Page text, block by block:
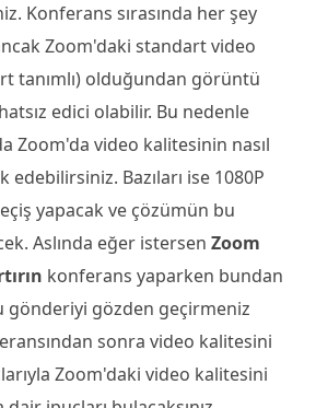
Konferans sırasında her şey
Zoom'daki standart video
tanımlı) olduğundan görüntü
edici olabilir. Bu nedenle
Zoom'da video kalitesinin nasıl
edebilirsiniz. Bazıları ise 1080P
yapacak ve çözümün bu
Aslında eğer istersen Zoom
konferans yaparken bundan
gönderiyi gözden geçirmeniz
sonra video kalitesini
Zoom'daki video kalitesini